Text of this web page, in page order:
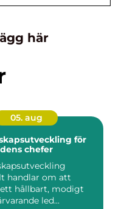
här
05. aug
för
chefer
handlar om att
hållbart, modigt
led...